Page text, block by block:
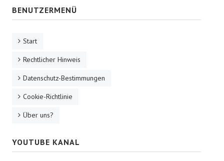
BENUTZERMENÜ
Start
Rechtlicher Hinweis
Datenschutz-Bestimmungen
Cookie-Richtlinie
Über uns?
YOUTUBE KANAL